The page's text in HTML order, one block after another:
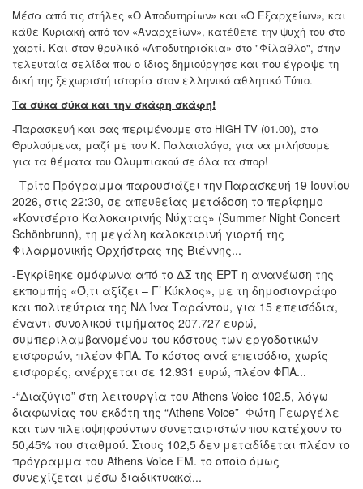
Μέσα από τις στήλες «Ο Αποδυτηρίων» και «Ο Εξαρχείων», και
κάθε Κυριακή από τον «Αναρχείων», κατέθετε την ψυχή του στο
χαρτί. Και στον θρυλικό «Αποδυτηριάκια» στο "Φίλαθλο", στην
τελευταία σελίδα που ο ίδιος δημιούργησε και που έγραψε τη
δική της ξεχωριστή ιστορία στον ελληνικό αθλητικό Τύπο.
Tα σύκα σύκα και την σκάφη σκάφη!
-Παρασκευή και σας περιμένουμε στο HIGH TV (01.00), στα
Θρυλούμενα, μαζί με τον Κ. Παλαιολόγο, για να μιλήσουμε
για τα θέματα του Ολυμπιακού σε όλα τα σπορ!
- Τρίτο Πρόγραμμα παρουσιάζει την Παρασκευή 19 Ιουνίου
2026, στις 22:30, σε απευθείας μετάδοση το περίφημο
«Κοντσέρτο Καλοκαιρινής Νύχτας» (Summer Night Concert
Schönbrunn), τη μεγάλη καλοκαιρινή γιορτή της
Φιλαρμονικής Ορχήστρας της Βιέννης...
-Εγκρίθηκε ομόφωνα από το ΔΣ της ΕΡΤ η ανανέωση της
εκπομπής «Ό,τι αξίζει – Γ’ Κύκλος», με τη δημοσιογράφο
και πολιτεύτρια της ΝΔ Ίνα Ταράντου, για 15 επεισόδια,
έναντι συνολικού τιμήματος 207.727 ευρώ,
συμπεριλαμβανομένου του κόστους των εργοδοτικών
εισφορών, πλέον ΦΠΑ. Το κόστος ανά επεισόδιο, χωρίς
εισφορές, ανέρχεται σε 12.931 ευρώ, πλέον ΦΠΑ...
-“Διαζύγιο” στη λειτουργία του Athens Voice 102.5, λόγω
διαφωνίας του εκδότη της “Athens Voice” Φώτη Γεωργέλε
και των πλειοψηφούντων συνεταιριστών που κατέχουν το
50,45% του σταθμού. Στους 102,5 δεν μεταδίδεται πλέον το
πρόγραμμα του Athens Voice FM. το οποίο όμως
συνεχίζεται μέσω διαδικτυακά...